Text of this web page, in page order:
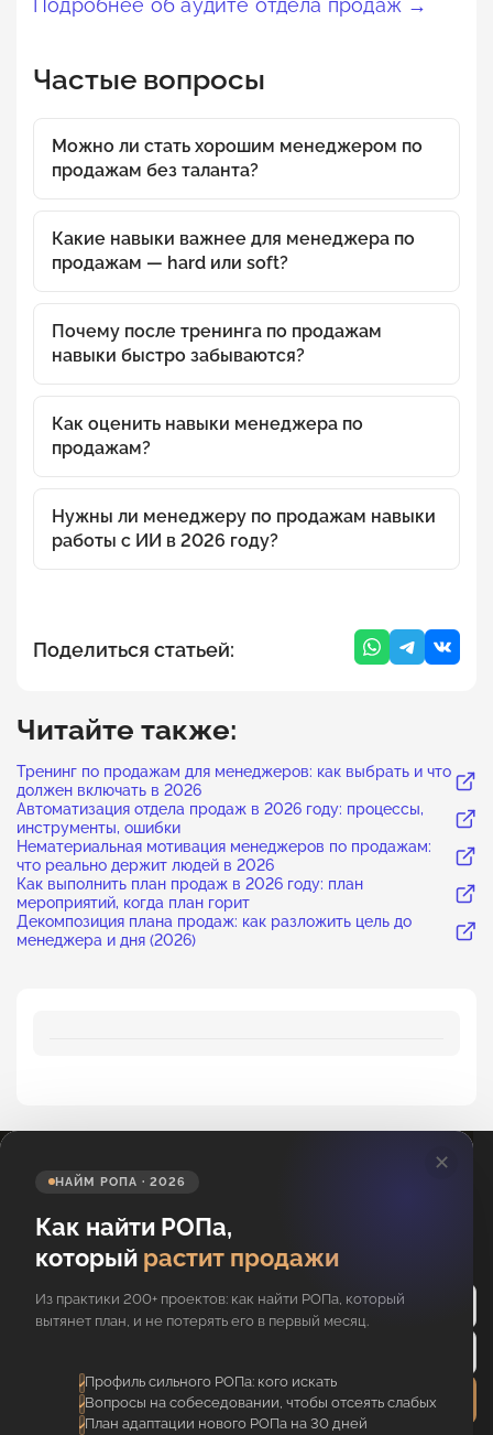
Подробнее об аудите отдела продаж →
Частые вопросы
Можно ли стать хорошим менеджером по
продажам без таланта?
Какие навыки важнее для менеджера по
продажам — hard или soft?
Почему после тренинга по продажам
навыки быстро забываются?
Как оценить навыки менеджера по
продажам?
Нужны ли менеджеру по продажам навыки
работы с ИИ в 2026 году?
Поделиться статьей:
Читайте также:
Тренинг по продажам для менеджеров: как выбрать и что
должен включать в 2026
Автоматизация отдела продаж в 2026 году: процессы,
инструменты, ошибки
Нематериальная мотивация менеджеров по продажам:
что реально держит людей в 2026
Как выполнить план продаж в 2026 году: план
мероприятий, когда план горит
Декомпозиция плана продаж: как разложить цель до
менеджера и дня (2026)
✕
НАЙМ РОПА · 2026
Как найти РОПа,
который растит продажи
Из практики 200+ проектов: как найти РОПа, который
вытянет план, и не потерять его в первый месяц.
Профиль сильного РОПа: кого искать
Вопросы на собеседовании, чтобы отсеять слабых
План адаптации нового РОПа на 30 дней
Подпишитесь на новости
Отправить